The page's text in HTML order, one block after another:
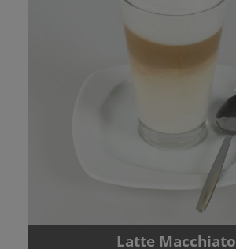
Latte Macchiato